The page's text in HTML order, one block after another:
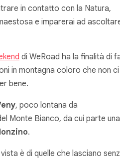
in contatto con la Natura,
e imparerai ad ascoltare
di WeRoad ha la finalità di far
in montagna coloro che non ci
bene.
, poco lontana da
Monte Bianco, da cui parte una
.
è di quelle che lasciano senza